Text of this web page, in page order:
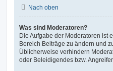
Nach oben
Was sind Moderatoren?
Die Aufgabe der Moderatoren ist
Bereich Beiträge zu ändern und
Üblicherweise verhindern
oder Beleidigendes bzw.